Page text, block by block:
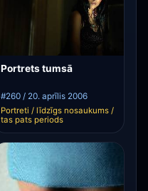
Portrets tumsā
#260 / 20. aprīlis 2006
Portreti / līdzīgs nosaukums /
tas pats periods